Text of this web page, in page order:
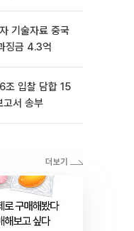
기술자료 중국
징금 4.3억
조 입찰 담합 15
고서 송부